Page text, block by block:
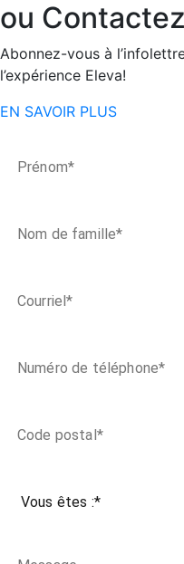
ou
Abonnez-vous à
l’expérience Eleva!
EN SAVOIR PLUS